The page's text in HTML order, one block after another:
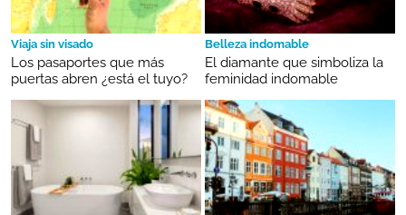
Viaja sin visado
Los pasaportes que más
puertas abren ¿está el tuyo?
Belleza indomable
El diamante que simboliza la
feminidad indomable